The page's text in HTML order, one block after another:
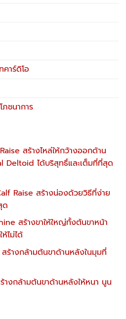
คาร์ดิโอ
ภชนาการ
สร้างไหล่ให้กว้างออกด้าน
Deltoid ได้บริสุทธิ์และเต็มที่ที่สุด
Raise สร้างน่องด้วยวิธีที่ง่าย
ด
สร้างขาให้ใหญ่ทั้งต้นขาหน้า
ไม่ได้
ร้างกล้ามต้นขาด้านหลังในมุมที่
งกล้ามต้นขาด้านหลังให้หนา นูน